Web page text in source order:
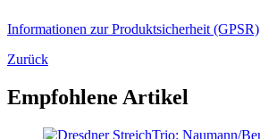
Informationen zur Produktsicherheit (GPSR)
Zurück
Empfohlene Artikel